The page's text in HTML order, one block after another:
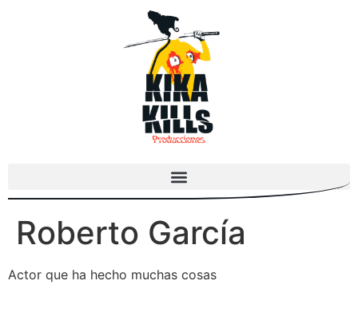
Roberto García
Actor que ha hecho muchas cosas